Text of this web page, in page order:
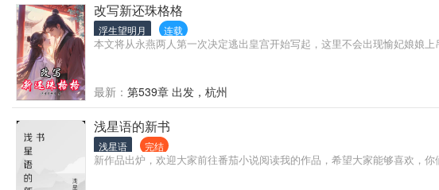
改写新还珠格格
浮生望明月 连载
本文将从永燕两人第一次决定逃出皇宫开始写起，这里不会出现愉妃娘娘
最新： 第539章 出发，杭州
浅星语的新书
浅星语 完结
新作品出炉，欢迎大家前往番茄小说阅读我的作品，希望大家能够喜欢，